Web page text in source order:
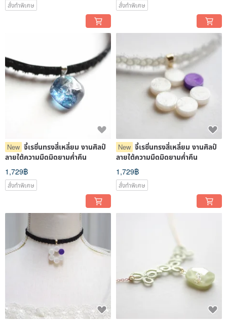
สั่งทำพิเศษ สั่งทำพิเศษ
New จี้เรซิ่นทรงสี่เหลี่ยม งานศิลป์
ลายใต้ความมืดมิดยามค่ำคืน
1,729฿
สั่งทำพิเศษ
New จี้เรซิ่นทรงสี่เหลี่ยม งานศิลป์
ลายใต้ความมืดมิดยามค่ำคืน
1,729฿
สั่งทำพิเศษ